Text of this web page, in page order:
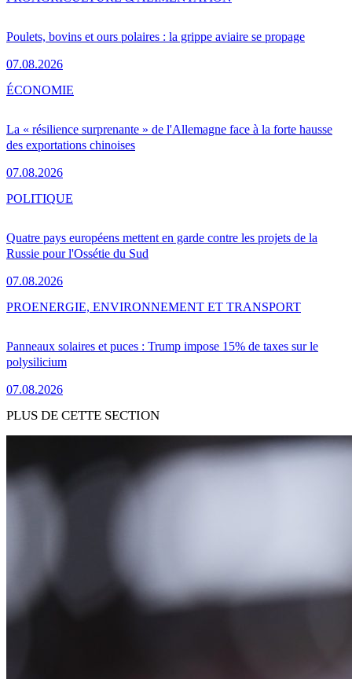
Poulets, bovins et ours polaires : la grippe aviaire se propage
07.08.2026
La « résilience surprenante » de l'Allemagne face à la forte hausse
des exportations chinoises
07.08.2026
ÉCONOMIE
Quatre pays européens mettent en garde contre les projets de la
Russie pour l'Ossétie du Sud
07.08.2026
POLITIQUE
Panneaux solaires et puces : Trump impose 15% de taxes sur le
polysilicium
07.08.2026
PROENERGIE, ENVIRONNEMENT ET TRANSPORT
PLUS DE CETTE SECTION